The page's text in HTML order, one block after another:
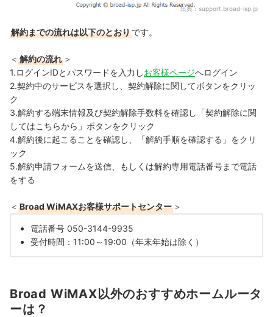
出典： support.broad-isp.jp
解約までの流れは以下のとおりです。
＜ 解約の流れ ＞
1.ログインIDとパスワードを入力しお客様ページへログイン
2.契約中のサービスを選択し、契約解除に関してボタンをクリッ
ク
3.解約する端末情報及び契約解除手数料を確認し「契約解除に関
してはこちらから」ボタンをクリック
4.解約後に起こることを確認し、「解約手順を確認する」をクリ
ック
5.解約申請フォームを送信、もしくは解約専用電話番号まで電話
をする
＜ Broad WiMAXお客様サポートセンター ＞
電話番号 050-3144-9935
受付時間：11:00～19:00（年末年始は除く）
Broad WiMAX以外のおすすめホームルータ
ーは？